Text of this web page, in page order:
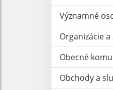
Významné
Organizácie
Obecné
Obchody a